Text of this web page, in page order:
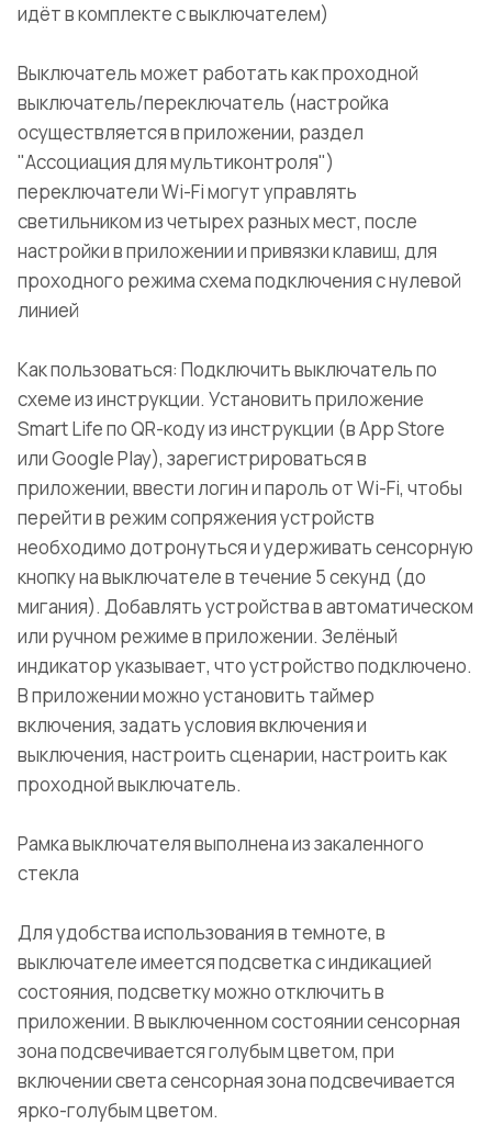
идёт в комплекте с выключателем)
Выключатель может работать как проходной
выключатель/переключатель (настройка
осуществляется в приложении, раздел
"Ассоциация для мультиконтроля")
переключатели Wi-Fi могут управлять
светильником из четырех разных мест, после
настройки в приложении и привязки клавиш, для
проходного режима схема подключения с нулевой
линией
Как пользоваться: Подключить выключатель по
схеме из инструкции. Установить приложение
Smart Life по QR-коду из инструкции (в App Store
или Google Play), зарегистрироваться в
приложении, ввести логин и пароль от Wi-Fi, чтобы
перейти в режим сопряжения устройств
необходимо дотронуться и удерживать сенсорную
кнопку на выключателе в течение 5 секунд (до
мигания). Добавлять устройства в автоматическом
или ручном режиме в приложении. Зелёный
индикатор указывает, что устройство подключено.
В приложении можно установить таймер
включения, задать условия включения и
выключения, настроить сценарии, настроить как
проходной выключатель.
Рамка выключателя выполнена из закаленного
стекла
Для удобства использования в темноте, в
выключателе имеется подсветка с индикацией
состояния, подсветку можно отключить в
приложении. В выключенном состоянии сенсорная
зона подсвечивается голубым цветом, при
включении света сенсорная зона подсвечивается
ярко-голубым цветом.